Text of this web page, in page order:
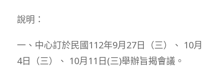
說明：
一、中心訂於民國112年9月27日（三）、 10月
4日（三）、 10月11日(三)舉辦旨揭會議。